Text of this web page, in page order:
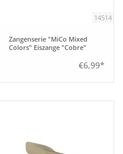
14514
Zangenserie "MiCo Mixed
Colors" Eiszange "Cobre"
€6,99*